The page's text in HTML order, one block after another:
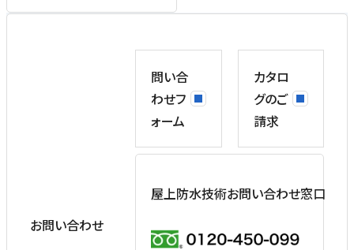
お問い合わせ
問い合
わせフ
ォーム
カタロ
グのご
請求
屋上防水技術お問い合わせ窓口